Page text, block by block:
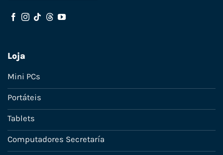
Loja
Mini PCs
Portáteis
Tablets
Computadores Secretaría